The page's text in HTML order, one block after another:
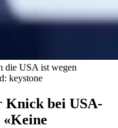
die USA ist wegen
keystone
Knick bei USA-
«Keine